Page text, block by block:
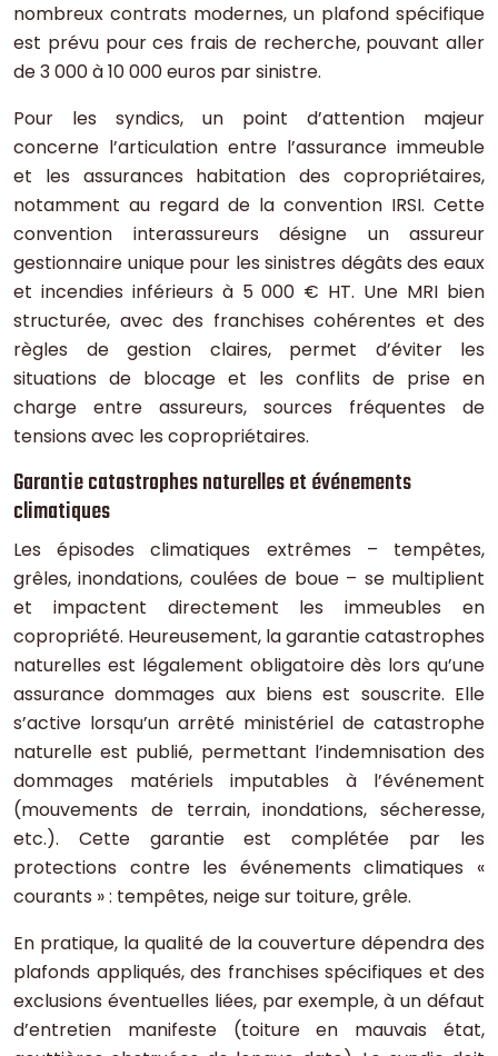
nombreux contrats modernes, un plafond spécifique
est prévu pour ces frais de recherche, pouvant aller
de 3 000 à 10 000 euros par sinistre.
Pour les syndics, un point d’attention majeur
concerne l’articulation entre l’assurance immeuble
et les assurances habitation des copropriétaires,
notamment au regard de la convention IRSI. Cette
convention interassureurs désigne un assureur
gestionnaire unique pour les sinistres dégâts des eaux
et incendies inférieurs à 5 000 € HT. Une MRI bien
structurée, avec des franchises cohérentes et des
règles de gestion claires, permet d’éviter les
situations de blocage et les conflits de prise en
charge entre assureurs, sources fréquentes de
tensions avec les copropriétaires.
Garantie catastrophes naturelles et événements
climatiques
Les épisodes climatiques extrêmes – tempêtes,
grêles, inondations, coulées de boue – se multiplient
et impactent directement les immeubles en
copropriété. Heureusement, la garantie catastrophes
naturelles est légalement obligatoire dès lors qu’une
assurance dommages aux biens est souscrite. Elle
s’active lorsqu’un arrêté ministériel de catastrophe
naturelle est publié, permettant l’indemnisation des
dommages matériels imputables à l’événement
(mouvements de terrain, inondations, sécheresse,
etc.). Cette garantie est complétée par les
protections contre les événements climatiques «
courants » : tempêtes, neige sur toiture, grêle.
En pratique, la qualité de la couverture dépendra des
plafonds appliqués, des franchises spécifiques et des
exclusions éventuelles liées, par exemple, à un défaut
d’entretien manifeste (toiture en mauvais état,